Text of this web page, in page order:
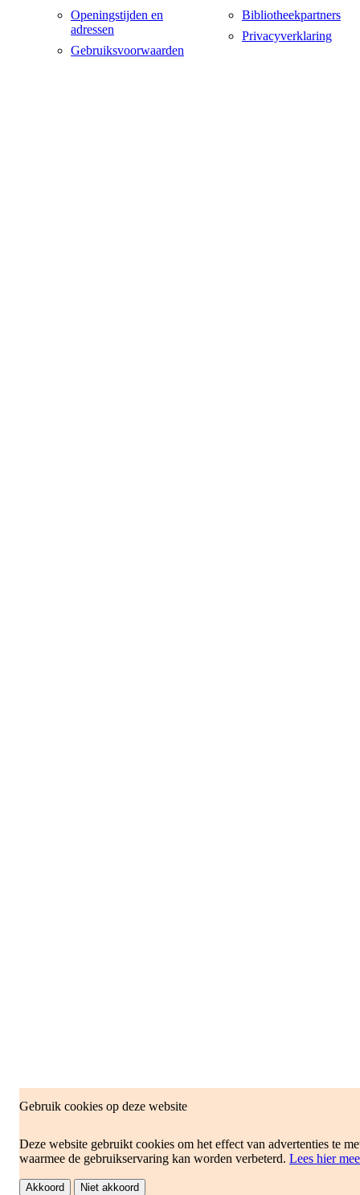
Gebruik cookies op deze website
Deze website gebruikt cookies om het effect van advertenties te
waarmee de gebruikservaring kan worden verbeterd. Lees hier
Akkoord Niet akkoord
Openingstijden en
adressen
Gebruiksvoorwaarden
Bibliotheekpartners
Privacyverklaring